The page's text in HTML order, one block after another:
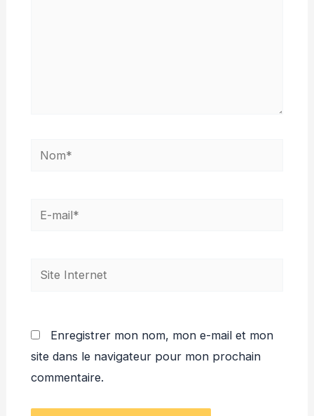
Nom*
E-
Site
Enregistrer mon nom, mon e-mail et mon
site dans le navigateur pour mon prochain
commentaire.